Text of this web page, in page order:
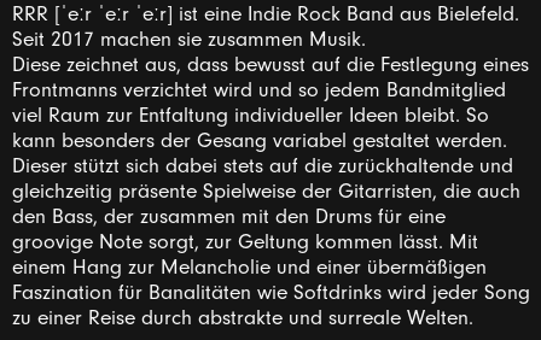
RRR [ˈeːr ˈeːr ˈeːr] ist eine Indie Rock Band aus Bielefeld.
Seit 2017 machen sie zusammen Musik.
Diese zeichnet aus, dass bewusst auf die Festlegung eines
Frontmanns verzichtet wird und so jedem Bandmitglied
viel Raum zur Entfaltung individueller Ideen bleibt. So
kann besonders der Gesang variabel gestaltet werden.
Dieser stützt sich dabei stets auf die zurückhaltende und
gleichzeitig präsente Spielweise der Gitarristen, die auch
den Bass, der zusammen mit den Drums für eine
groovige Note sorgt, zur Geltung kommen lässt. Mit
einem Hang zur Melancholie und einer übermäßigen
Faszination für Banalitäten wie Softdrinks wird jeder Song
zu einer Reise durch abstrakte und surreale Welten.